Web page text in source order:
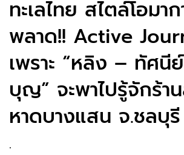
ทะเลไทย สไตล์โอมา
พลาด!! Active
เพราะ “หลิง – ทัศนี
บุญ” จะพาไปรู้จักร้
หาดบางแสน จ.ชลบุรี
.